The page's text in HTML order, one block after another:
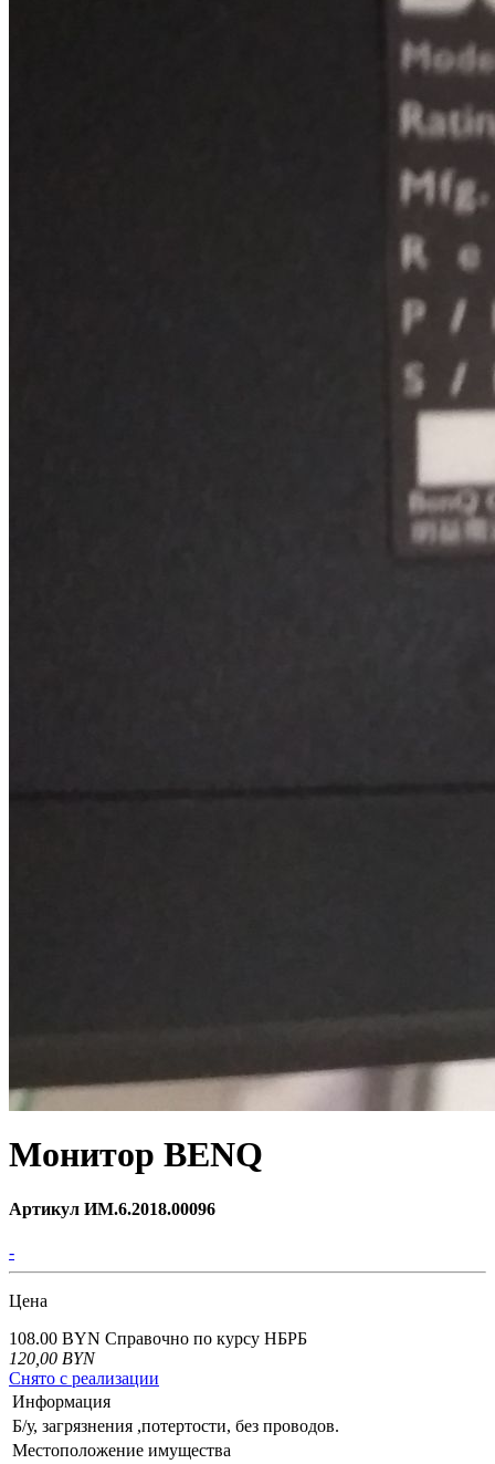
Монитор BENQ
Артикул ИМ.6.2018.00096
-
Цена
108.00 BYN Справочно по курсу НБРБ
120,00 BYN
Снято с реализации
Информация
Б/у, загрязнения ,потертости, без проводов.
Местоположение имущества